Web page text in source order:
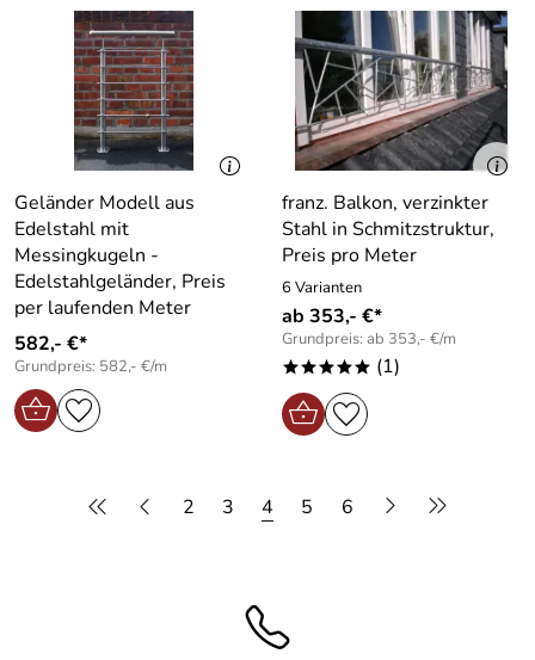
Geländer Modell aus
Edelstahl mit
Messingkugeln -
Edelstahlgeländer, Preis
per laufenden Meter
582,- €*
Grundpreis: 582,- €/m
franz. Balkon, verzinkter
Stahl in Schmitzstruktur,
Preis pro Meter
6 Varianten
ab 353,- €*
Grundpreis: ab 353,- €/m
***** (1)
2 3 4 5 6